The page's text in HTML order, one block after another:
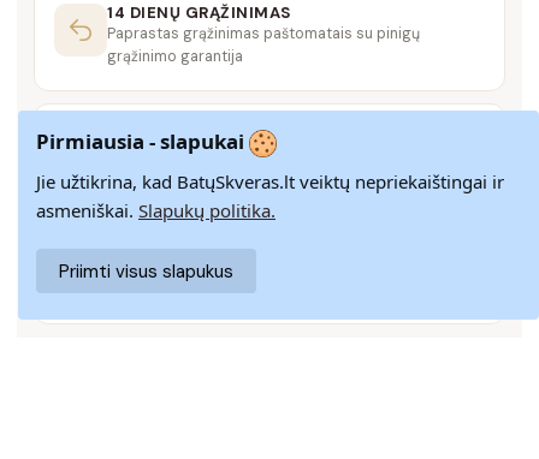
14 DIENŲ GRĄŽINIMAS
Paprastas grąžinimas paštomatais su pinigų
grąžinimo garantija
SAUGUS MOKĖJIMAS
SSL šifravimas užtikrina aukščiausią jūsų duomenų
saugumo lygį
Rašykite mumsinfo@batuskveras.lt
Pirmiausia - slapukai
Jie užtikrina, kad BatųSkveras.lt veiktų nepriekaištingai ir
asmeniškai. Slapukų politika.
Priimti visus slapukus